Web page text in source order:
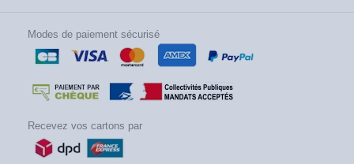
Modes de paiement sécurisé
Recevez vos cartons par